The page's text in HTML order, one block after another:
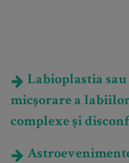
Labioplastia sau
micșorare a
complexe și